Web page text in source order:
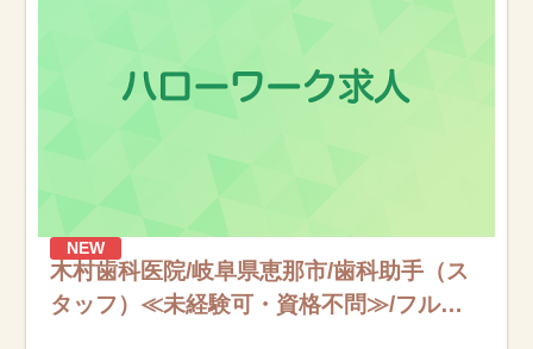
サイトの使い方
人材をお探しの医療機関・企業様
運営会社
NEW
木村歯科医院/岐阜県恵那市/歯科助手（ス
タッフ）≪未経験可・資格不問≫/フルタ